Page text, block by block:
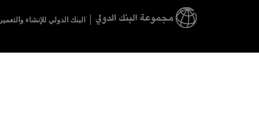
البنك الدولي للإنشاء والتعمير